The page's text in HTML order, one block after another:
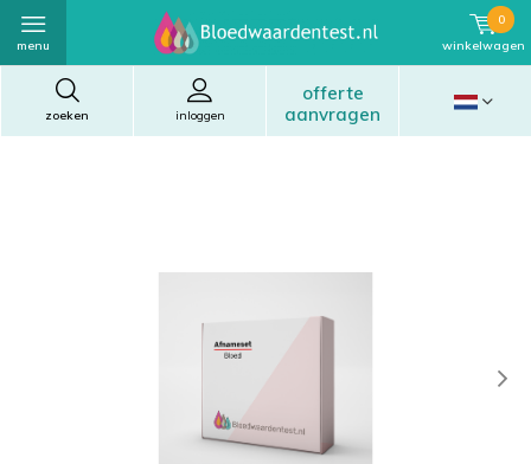
zoeken
offerte
aanvragen
inloggen
menu winkelwagen
0